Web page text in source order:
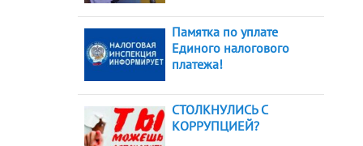
Памятка по уплате
Единого налогового
платежа!
СТОЛКНУЛИСЬ С
КОРРУПЦИЕЙ?